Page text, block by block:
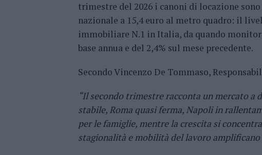
trimestre del 2026 i canoni di locazione
nazionale a 15,4 euro al metro quadro: il
immobiliare N.1 in Italia, da quando
base annua e del 2,4% sul mese precedente.
Secondo Vincenzo De Tommaso,
“Il secondo trimestre racconta un mercato
stabile, Roma quasi ferma, Napoli in
per le famiglie, mentre la crescita si
stagionalità e mobilità del lavoro